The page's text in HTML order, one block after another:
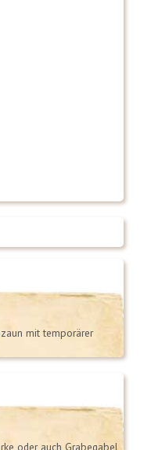
mit temporärer
oder auch Grabegabel